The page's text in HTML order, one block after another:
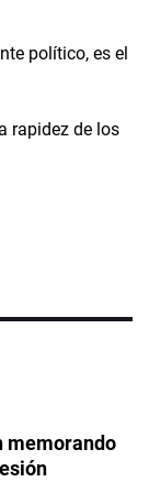
político, es el
rapidez de los
memorando